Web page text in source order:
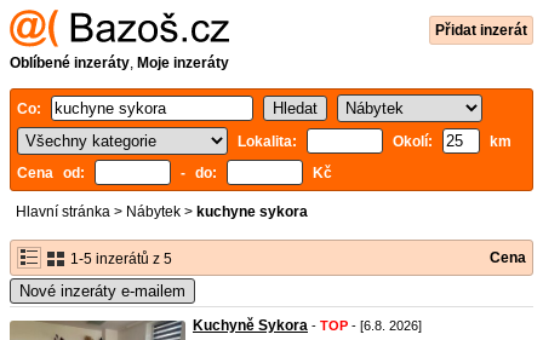
Přidat inzerát
Oblíbené inzeráty, Moje inzeráty
Co:
Lokalita:
Okolí:
km
Cena od:
- do: Kč
Hlavní stránka > Nábytek > kuchyne sykora
1-5 inzerátů z 5 Cena
Nové inzeráty e-mailem
Kuchyně Sykora - TOP - [6.8. 2026]